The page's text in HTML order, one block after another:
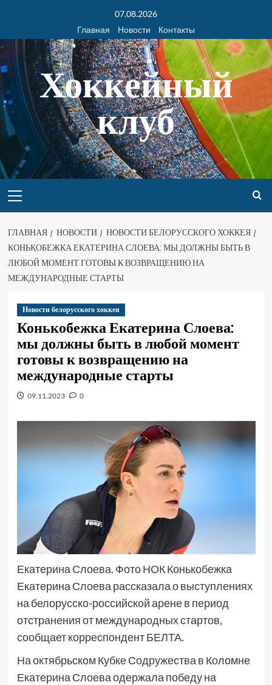
07.08.2026
Главная
Новости Контакты
Хоккейный
клуб
ГЛАВНАЯ НОВОСТИ
НОВОСТИ БЕЛОРУССКОГО ХОККЕЯ
КОНЬКОБЕЖКА ЕКАТЕРИНА СЛОЕВА: МЫ ДОЛЖНЫ БЫТЬ В
ЛЮБОЙ МОМЕНТ ГОТОВЫ К ВОЗВРАЩЕНИЮ НА
МЕЖДУНАРОДНЫЕ СТАРТЫ
Новости белорусского хоккея
Конькобежка Екатерина Слоева:
мы должны быть в любой момент
готовы к возвращению на
международные старты
09.11.2023 0
Екатерина Слоева. Фото НОК Конькобежка
Екатерина Слоева рассказала о выступлениях
на белорусско-российской арене в период
отстранения от международных стартов,
сообщает корреспондент БЕЛТА.
На октябрьском Кубке Содружества в Коломне
Екатерина Слоева одержала победу на